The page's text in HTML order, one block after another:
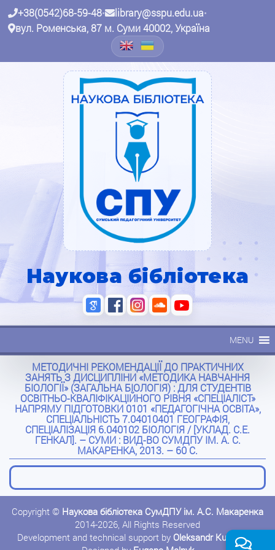
+38(0542)68-59-48• library@sspu.edu.ua•
вул. Роменська, 87 м. Суми 40002, Україна
Наукова бібліотека
MENU
МЕТОДИЧНІ РЕКОМЕНДАЦІЇ ДО ПРАКТИЧНИХ
ЗАНЯТЬ З ДИСЦИПЛІНИ «МЕТОДИКА НАВЧАННЯ
БІОЛОГІЇ» (ЗАГАЛЬНА БІОЛОГІЯ) : ДЛЯ СТУДЕНТІВ
ОСВІТНЬО-КВАЛІФІКАЦІЙНОГО РІВНЯ «СПЕЦІАЛІСТ»
НАПРЯМУ ПІДГОТОВКИ 0101 «ПЕДАГОГІЧНА ОСВІТА»,
СПЕЦІАЛЬНІСТЬ 7.04010401 ГЕОГРАФІЯ,
СПЕЦІАЛІЗАЦІЯ 6.040102 БІОЛОГІЯ / [УКЛАД. С.Е.
ГЕНКАЛ]. – СУМИ : ВИД-ВО СУМДПУ ІМ. А. С.
МАКАРЕНКА, 2013. – 60 С.
Copyright © Наукова бібліотека СумДПУ ім. А.С. Макаренка
2014-2026, All Rights Reserved
Development and technical support by Oleksandr Kushnerov